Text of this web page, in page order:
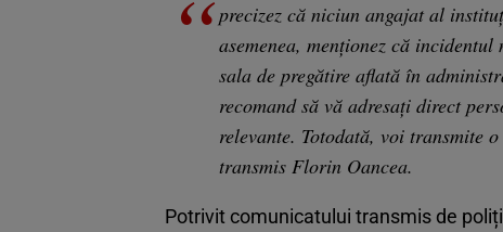
precizez că niciun angajat al
asemenea, menționez că
sala de pregătire aflată în
recomand să vă adresați direct
relevante. Totodată, voi transmite
transmis Florin Oancea.
Potrivit comunicatului transmis de